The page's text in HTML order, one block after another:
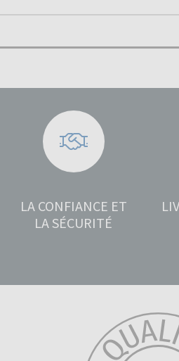
LA CONFIANCE ET
LA SÉCURITÉ